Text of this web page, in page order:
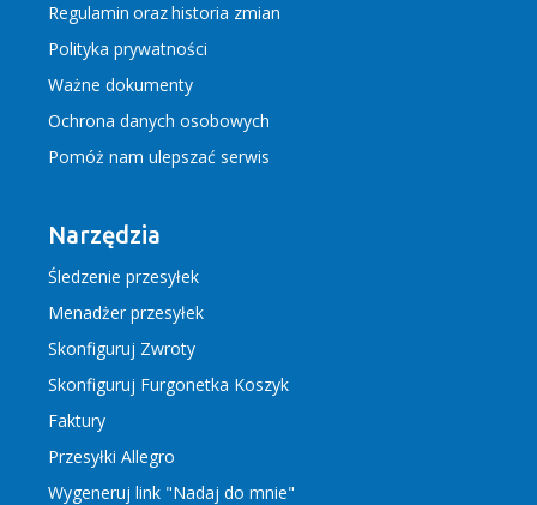
Regulamin orazhistoria zmian
Polityka prywatności
Ważne dokumenty
Ochrona danych osobowych
Pomóż nam ulepszać serwis
Narzędzia
Śledzenie przesyłek
Menadżer przesyłek
Skonfiguruj Zwroty
Skonfiguruj Furgonetka Koszyk
Faktury
Przesyłki Allegro
Wygeneruj link "Nadaj do mnie"